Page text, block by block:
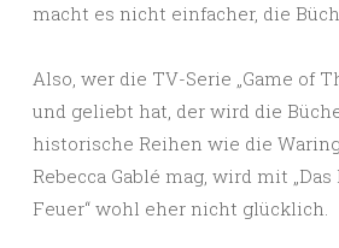
macht es nicht einfacher, die
Also, wer die TV-Serie „Game of
und geliebt hat, der wird die
historische Reihen wie die
Rebecca Gablé mag, wird mit
Feuer“ wohl eher nicht glücklich.